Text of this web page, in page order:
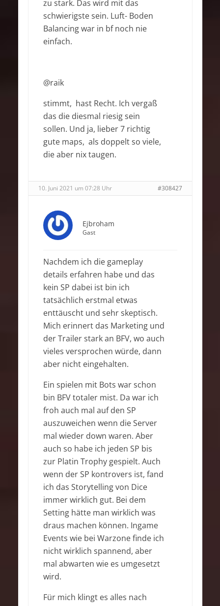
zu stark. Das wird mit das
schwierigste sein. Luft- Boden
Balancing war in bf noch nie
einfach.
@raik
stimmt, hast Recht. Ich vergaß
das die diesmal riesig sein
sollen. Und ja, lieber 7 richtig
gute maps, als doppelt so viele,
die aber nix taugen.
10. Juni 2021 um 07:28 Uhr #308427
Ejbroham
Gast
Nachdem ich die gameplay
details erfahren habe und das
kein SP dabei ist bin ich
tatsächlich erstmal etwas
enttäuscht und sehr skeptisch.
Mich erinnert das Marketing und
der Trailer stark an BFV, wo auch
vieles versprochen würde, dann
aber nicht eingehalten.
Ein spielen mit Bots war schon
bin BFV totaler mist. Da war ich
froh auch mal auf den SP
auszuweichen wenn die Server
mal wieder down waren. Aber
auch so habe ich jeden SP bis
zur Platin Trophy gespielt. Auch
wenn der SP kontrovers ist, fand
ich das Storytelling von Dice
immer wirklich gut. Bei dem
Setting hätte man wirklich was
draus machen können. Ingame
Events wie bei Warzone finde ich
nicht wirklich spannend, aber
mal abwarten wie es umgesetzt
wird.
Für mich klingt es alles nach